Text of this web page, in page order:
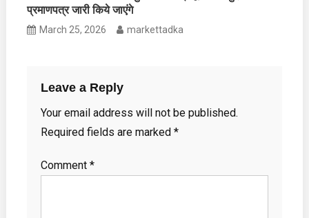
प्रमाणपत्र जारी किये जाएंगे
March 25, 2026 markettadka
Leave a Reply
Your email address will not be published.
Required fields are marked *
Comment *